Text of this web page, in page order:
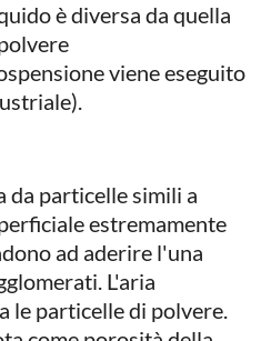
è diversa da quella
viene eseguito
da particelle simili a
estremamente
ad aderire l'una
L'aria
le particelle di polvere.